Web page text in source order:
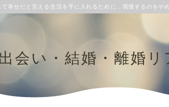
幸せだと言える生活を手に入れるために…我慢するのをや
会い・結婚・離婚リ